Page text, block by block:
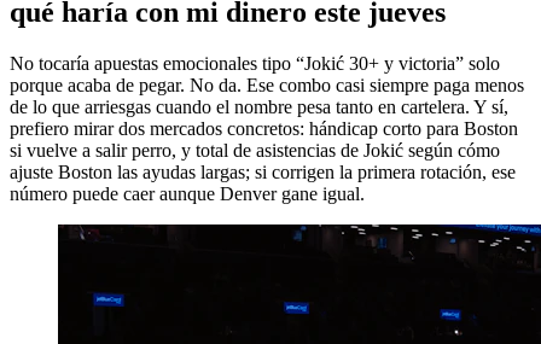
qué haría con mi dinero este jueves
No tocaría apuestas emocionales tipo “Jokić 30+ y victoria” solo
porque acaba de pegar. No da. Ese combo casi siempre paga menos
de lo que arriesgas cuando el nombre pesa tanto en cartelera. Y sí,
prefiero mirar dos mercados concretos: hándicap corto para Boston
si vuelve a salir perro, y total de asistencias de Jokić según cómo
ajuste Boston las ayudas largas; si corrigen la primera rotación, ese
número puede caer aunque Denver gane igual.